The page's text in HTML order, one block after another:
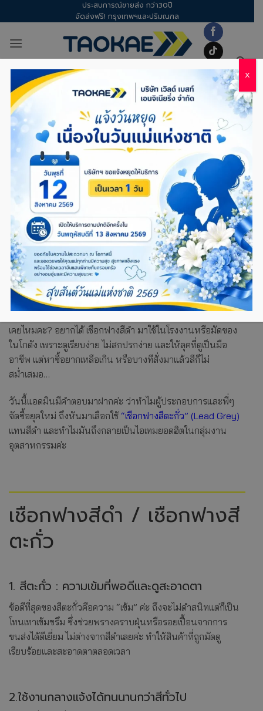
to
ประสบการณ์ขายส่ง กว่า30ปี
จัดส่งฟรี! กรุงเทพฯและปริมณฑล
เชือกฟาง – เชือกฟางสีดำหายาก?
ทำไม “สีตะกั่ว” ถึงเป็นทางเลือกที่คุ้ม
กว่าสำหรับงานอุตสาหกรรม
เคยไหมคะ? อยากได้ เชือกฟางสีดำ มาใช้ในโรงงานหรือมัดของ
ในโกดัง เพราะดูเรียบง่าย ไม่สกปรกง่าย และให้ลุคที่ดูเป็นมือ
อาชีพ แต่หาซื้อยากเหลือเกิน หรือบางทีสั่งมาแล้วสีก็ไม่
สม่ำเสมอ…
วันนี้แอดมินมีคำตอบมาฝากค่ะ ว่าทำไมผู้ประกอบการและพี่ๆ
จัดซื้อยุคใหม่ ถึงหันมาเลือกใช้ “เชือกฟางสีตะกั่ว” (Lead Grey)
แทนสีดำ และทำไมมันถึงกลายเป็นไอเทมยอดฮิตในกลุ่มงาน
อุตสาหกรรมค่ะ
เชือกฟางสีดำ / เชือกฟางสี
ตะกั่ว
1. สีตะกั่ว : ความเข้มที่พอดีและดูสะอาดตา
ข้อดีที่สุดของสีตะกั่วคือความ “เข้ม” ค่ะ ถึงจะไม่ดำสนิทแต่ก็เป็น
โทนเทาเข้มขรึม ซึ่งช่วยพรางคราบฝุ่นหรือรอยเปื้อนจากการ
ขนส่งได้ดีเยี่ยม ไม่ต่างจากสีดำเลยค่ะ ทำให้สินค้าที่ถูกมัดดู
เรียบร้อยและสะอาดตาตลอดเวลา
2.ใช้งานกลางแจ้งได้ทนนานกว่าสีทั่วไป
X